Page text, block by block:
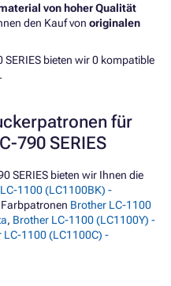
von hoher Qualität
den Kauf von originalen
SERIES bieten wir 0 kompatible
für
790 SERIES
SERIES bieten wir Ihnen die
1100 (LC1100BK) -
Brother LC-1100
, Brother LC-1100 (LC1100Y) -
LC-1100 (LC1100C) -